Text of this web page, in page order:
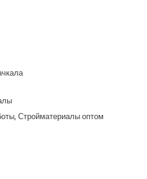
Стройматериалы оптом